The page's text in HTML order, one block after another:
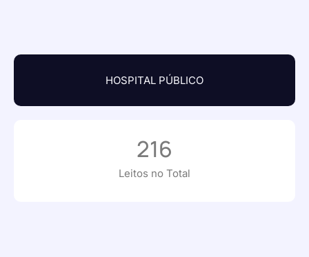
HOSPITAL PÚBLICO
Leitos no Total
216